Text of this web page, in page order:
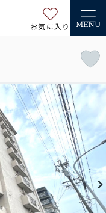
お気に入り MENU